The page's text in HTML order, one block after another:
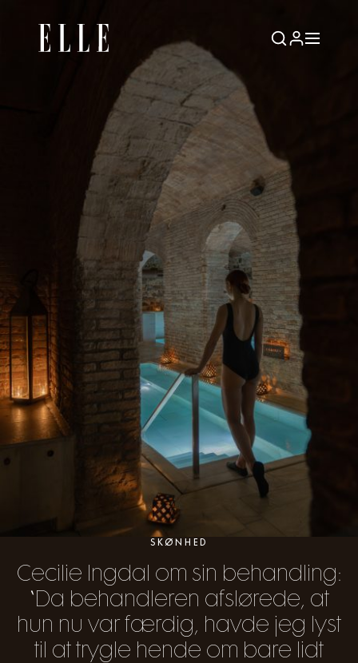
SKØNHED
Cecilie Ingdal om sin behandling:
“Da behandleren afslørede, at
hun nu var færdig, havde jeg lyst
til at trygle hende om bare lidt